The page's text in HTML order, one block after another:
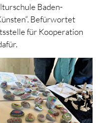
Baden-
Befürwortet
für Kooperation